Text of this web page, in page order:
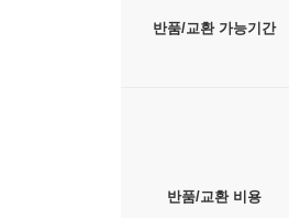
반품/교환 가능기간
반품/교환 비용